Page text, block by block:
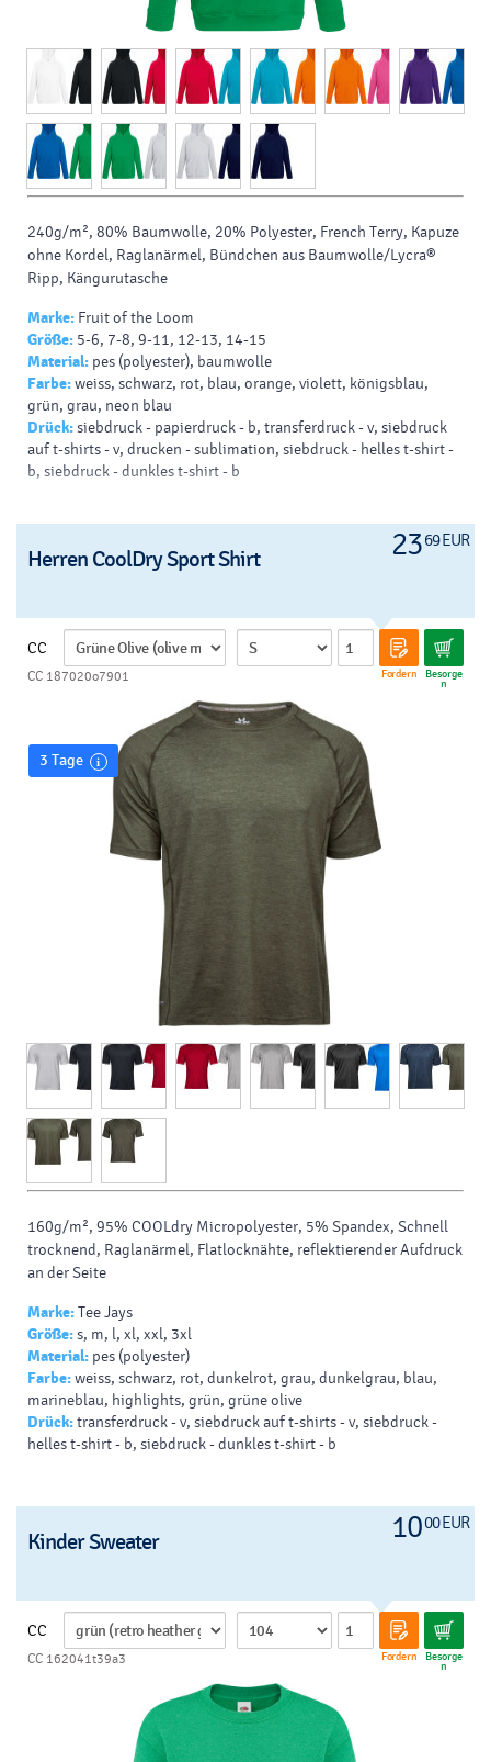
240g/m², 80% Baumwolle, 20% Polyester, French Terry, Kapuze
ohne Kordel, Raglanärmel, Bündchen aus Baumwolle/Lycra®
Ripp, Kängurutasche
Marke: Fruit of the Loom
Größe: 5-6, 7-8, 9-11, 12-13, 14-15
Material: pes (polyester), baumwolle
Farbe:weiss, schwarz, rot, blau, orange, violett, königsblau,
grün, grau, neon blau
Drück:siebdruck - papierdruck - b, transferdruck - v, siebdruck
auf t-shirts - v, drucken - sublimation, siebdruck - helles t-shirt -
b, siebdruck - dunkles t-shirt - b
2369 EUR
Herren CoolDry Sport Shirt
CC
Fordern Besorge
n
CC 187020o7901
3 Tage
160g/m², 95% COOLdry Micropolyester, 5% Spandex, Schnell
trocknend, Raglanärmel, Flatlocknähte, reflektierender Aufdruck
an der Seite
Marke:Tee Jays
Größe:s, m, l, xl, xxl, 3xl
Material: pes (polyester)
Farbe:weiss, schwarz, rot, dunkelrot, grau, dunkelgrau, blau,
marineblau, highlights, grün, grüne olive
Drück:transferdruck - v, siebdruck auf t-shirts - v, siebdruck -
helles t-shirt - b, siebdruck - dunkles t-shirt - b
1000 EUR
Kinder Sweater
CC
Fordern Besorge
n
CC 162041t39a3